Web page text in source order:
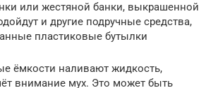
или жестяной банки, выкрашенной
и другие подручные средства,
пластиковые бутылки
ёмкости наливают жидкость,
внимание мух. Это может быть